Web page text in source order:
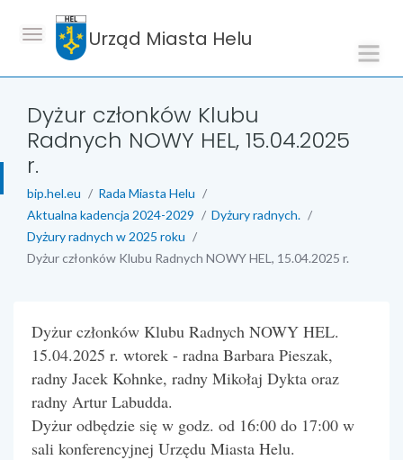
Urząd Miasta Helu
Dyżur członków Klubu
Radnych NOWY HEL, 15.04.2025
r.
bip.hel.eu
Rada Miasta Helu
Aktualna kadencja 2024-2029
Dyżury radnych.
Dyżury radnych w 2025 roku
Dyżur członków Klubu Radnych NOWY HEL, 15.04.2025 r.
Dyżur członków Klubu Radnych NOWY HEL.
15.04.2025 r. wtorek - radna Barbara Pieszak,
radny Jacek Kohnke, radny Mikołaj Dykta oraz
radny Artur Labudda.
Dyżur odbędzie się w godz. od 16:00 do 17:00 w
sali konferencyjnej Urzędu Miasta Helu.